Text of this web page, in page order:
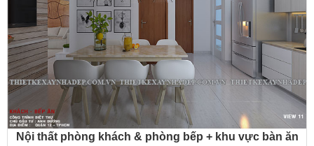
Nội thất phòng khách & phòng bếp + khu vực bàn ăn